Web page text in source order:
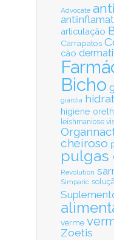
Advocate
articulação
Carrapatos
cão
Bicho
giárdia
higiene
leishmaniose
cheiroso
pulgas
Revolution
Simparic
verme
Zoetis